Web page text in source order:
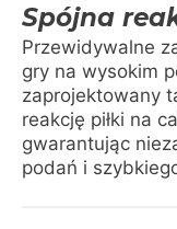
Spójna
Przewidywalne
gry na wysokim
zaprojektowany
reakcję piłki na
gwarantując
podań i